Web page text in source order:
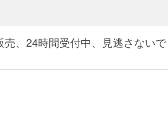
、24時間受付中、見逃さないで